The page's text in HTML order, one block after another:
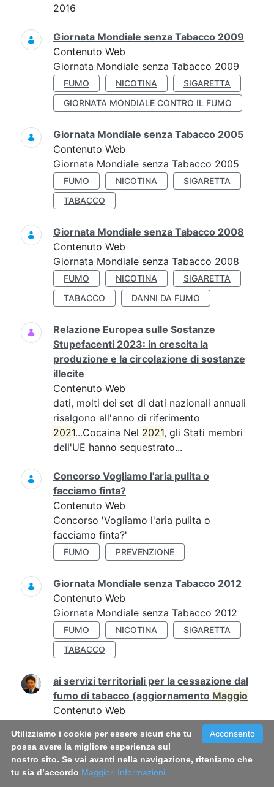
2016
Giornata Mondiale senza Tabacco 2009
Contenuto Web
Giornata Mondiale senza Tabacco 2009
FUMO NICOTINA
SIGARETTA
GIORNATA MONDIALE CONTRO IL FUMO
Giornata Mondiale senza Tabacco 2005
Contenuto Web
Giornata Mondiale senza Tabacco 2005
FUMO NICOTINA
SIGARETTA
TABACCO
Giornata Mondiale senza Tabacco 2008
Contenuto Web
Giornata Mondiale senza Tabacco 2008
FUMO NICOTINA
SIGARETTA
TABACCO
DANNI DA FUMO
Relazione Europea sulle Sostanze
Stupefacenti 2023: in crescita la
produzione e la circolazione di sostanze
illecite
Contenuto Web
dati, molti dei set di dati nazionali annuali
risalgono all'anno di riferimento
2021...Cocaina Nel 2021, gli Stati membri
dell'UE hanno sequestrato...
Concorso Vogliamo l'aria pulita o
facciamo finta?
Contenuto Web
Concorso 'Vogliamo l'aria pulita o
facciamo finta?'
FUMO PREVENZIONE
Giornata Mondiale senza Tabacco 2012
Contenuto Web
Giornata Mondiale senza Tabacco 2012
FUMO NICOTINA
SIGARETTA
TABACCO
ai servizi territoriali per la cessazione dal
fumo di tabacco (aggiornamento Maggio
Contenuto Web
La presente guida, aggiornata al mese di
maggio2019, è un elenco ragionato delle
GUIDA SERVIZI
Acconsento
Utilizziamo i cookie per essere sicuri che tu
possa avere la migliore esperienza sul
nostro sito. Se vai avanti nella navigazione, riteniamo che
tu sia d’accordo Maggiori Informazioni